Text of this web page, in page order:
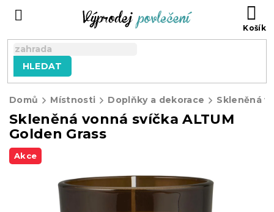
HLEDAT
Domů Místnosti Doplňky a dekorace
Skleněná vonná svíčka ALTUM
Golden Grass
Akce